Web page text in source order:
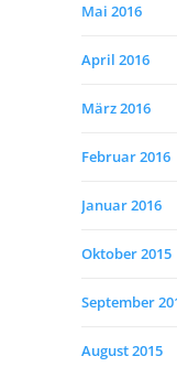
Mai 2016
April 2016
März 2016
Februar 2016
Januar 2016
Oktober 2015
September
August 2015